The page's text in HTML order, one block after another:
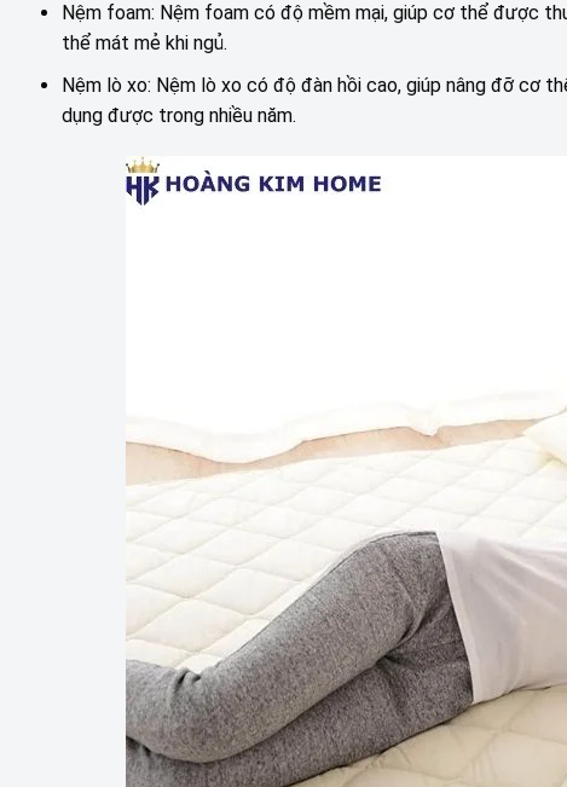
Nệm foam: Nệm foam có độ mềm mại, giúp cơ thể được
thể mát mẻ khi ngủ.
Nệm lò xo: Nệm lò xo có độ đàn hồi cao, giúp nâng đỡ cơ
dụng được trong nhiều năm.